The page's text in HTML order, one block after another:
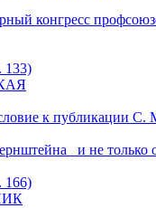
конгресс
133)
к публикации С.
и не только
166)